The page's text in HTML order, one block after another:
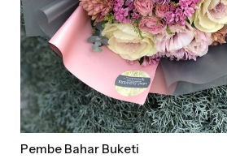
Sepete Ekle
Pembe Bahar Buketi